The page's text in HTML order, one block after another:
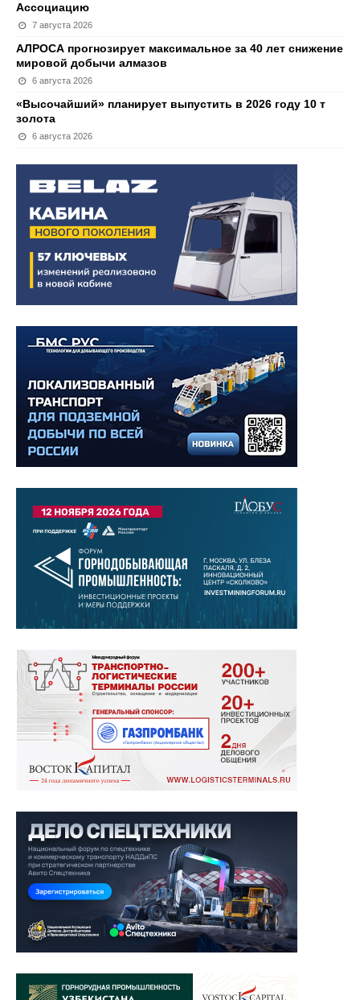
Ассоциацию
7 августа 2026
АЛРОСА прогнозирует максимальное за 40 лет снижение
мировой добычи алмазов
6 августа 2026
«Высочайший» планирует выпустить в 2026 году 10 т
золота
6 августа 2026